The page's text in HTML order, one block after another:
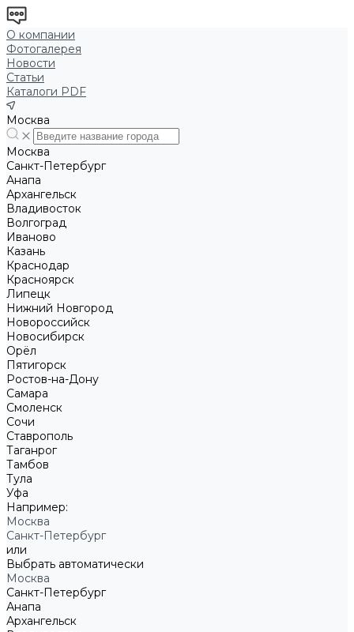
О компании
Фотогалерея
Новости
Статьи
Каталоги PDF
Москва
Москва
Санкт-Петербург
Анапа
Архангельск
Владивосток
Волгоград
Иваново
Казань
Краснодар
Красноярск
Липецк
Нижний Новгород
Новороссийск
Новосибирск
Орёл
Пятигорск
Ростов-на-Дону
Самара
Смоленск
Сочи
Ставрополь
Таганрог
Тамбов
Тула
Уфа
Например:
Москва
Санкт-Петербург
или
Выбрать автоматически
Москва
Санкт-Петербург
Анапа
Архангельск